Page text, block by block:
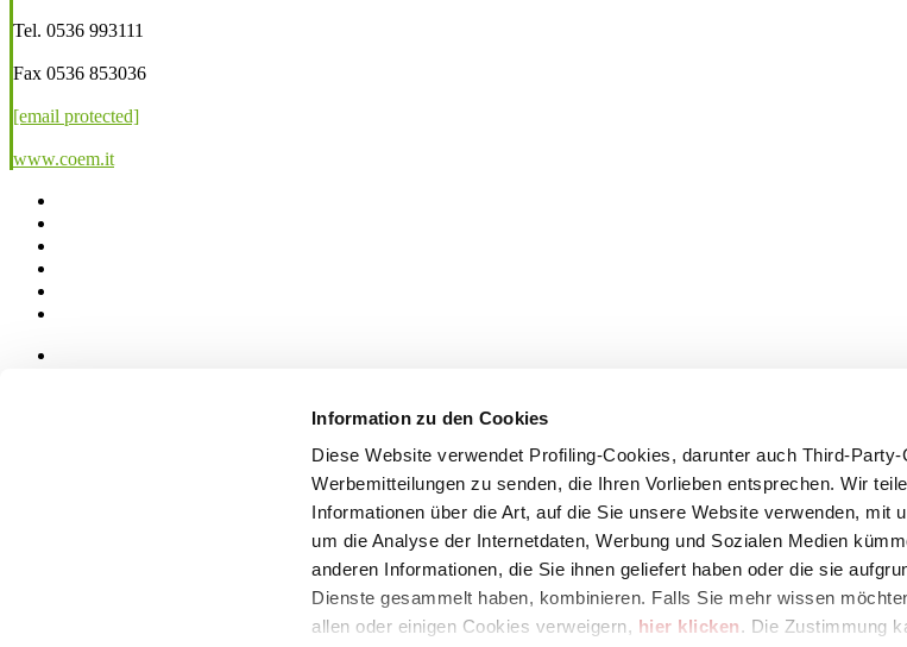
Information zu den Cookies
Diese Website verwendet Profiling-Cookies, darunter auch Third-
Werbemitteilungen zu senden, die Ihren Vorlieben entsprechen. Wir
Informationen über die Art, auf die Sie unsere Website verwenden, mit
um die Analyse der Internetdaten, Werbung und Sozialen Medien
anderen Informationen, die Sie ihnen geliefert haben oder die sie
Dienste gesammelt haben, kombinieren. Falls Sie mehr wissen
allen oder einigen Cookies verweigern, hier klicken. Die Zustimmung
Tel. 0536 993111
Fax 0536 853036
[email protected]
www.coem.it
Viale Monte Santo, 40 - 41049 Sassuolo (MO) - Italy